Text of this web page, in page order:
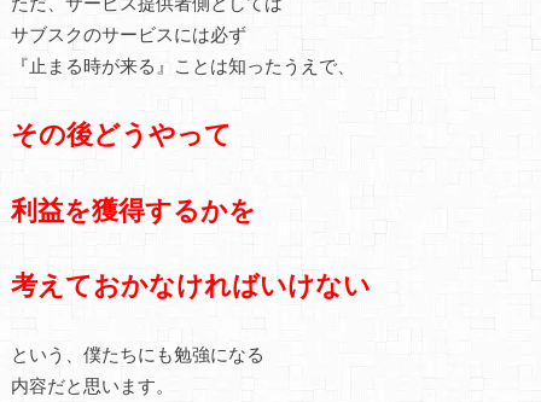
サブスクのサービスには必ず
『止まる時が来る』ことは知ったうえで、
その後どうやって
利益を獲得するかを
考えておかなければいけない
という、僕たちにも勉強になる
内容だと思います。